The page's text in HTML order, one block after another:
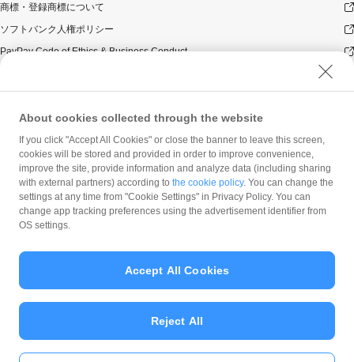
商標・登録商標について
ソフトバンク人権ポリシー
PayPay Code of Ethics & Business Conduct
ユーザーセキュリティについて
ウェブサイト利用規約
反社会的勢力に対する方針
勧誘方針
マネロン等基本方針
カスタマーハラスメントに関する当社の考え方
© PayPay Corporation
About cookies collected through the website
If you click "Accept All Cookies" or close the banner to leave this screen,
cookies will be stored and provided in order to improve convenience,
improve the site, provide information and analyze data (including sharing
with external partners) according to the cookie policy. You can change the
settings at any time from "Cookie Settings" in Privacy Policy. You can
change app tracking preferences using the advertisement identifier from
OS settings.
Reject All
Accept All Cookies